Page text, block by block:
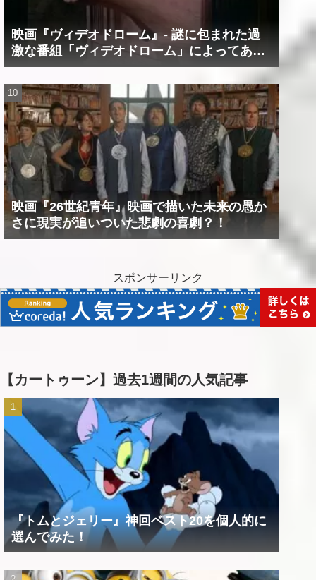
映画『ヴィデオドローム』‐ 謎に包まれた過
激な番組「ヴィデオドローム」によってあな
たの精神は蝕まれる！
映画『26世紀青年』映画で描いた未来の愚か
さに現実が追いついた悲劇の喜劇？！
スポンサーリンク
【カートゥーン】過去1週間の人気記事
『トムとジェリー』神回ベスト20を個人的に
選んでみた！